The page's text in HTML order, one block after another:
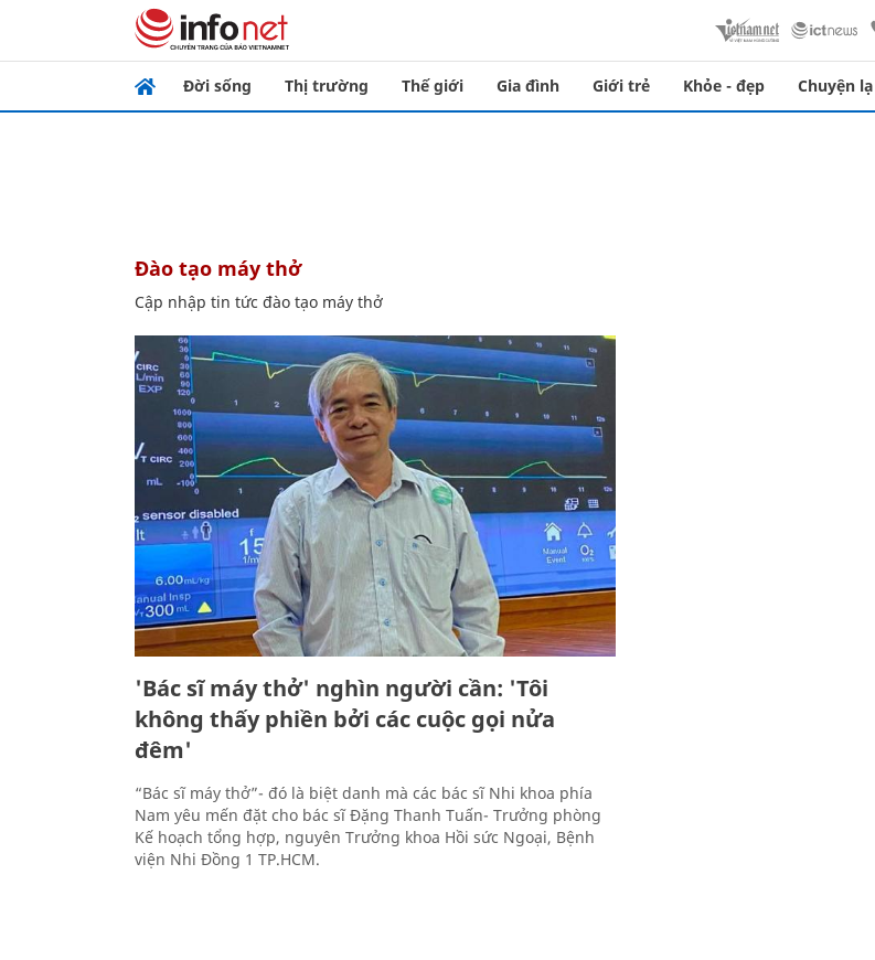
Đời sống Thị trường Thế giới Gia đình Giới trẻ Khỏe - đẹp Chuyện lạ
đào tạo máy thở
Cập nhập tin tức đào tạo máy thở
'Bác sĩ máy thở' nghìn người cần: 'Tôi
không thấy phiền bởi các cuộc gọi nửa
đêm'
“Bác sĩ máy thở”- đó là biệt danh mà các bác sĩ Nhi khoa phía
Nam yêu mến đặt cho bác sĩ Đặng Thanh Tuấn- Trưởng phòng
Kế hoạch tổng hợp, nguyên Trưởng khoa Hồi sức Ngoại, Bệnh
viện Nhi Đồng 1 TP.HCM.